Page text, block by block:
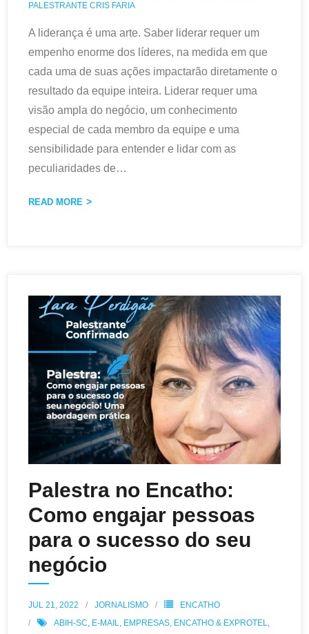
PALESTRANTE CRIS FARIA
A liderança é uma arte. Saber liderar requer um
empenho enorme dos líderes, na medida em que
cada uma de suas ações impactarão diretamente o
resultado da equipe inteira. Liderar requer uma
visão ampla do negócio, um conhecimento
especial de cada membro da equipe e uma
sensibilidade para entender e lidar com as
peculiaridades de…
READ MORE
Palestra no Encatho:
Como engajar pessoas
para o sucesso do seu
negócio
JUL 21, 2022 JORNALISMO
ENCATHO
ABIH-SC, E-MAIL, EMPRESAS, ENCATHO & EXPROTEL,